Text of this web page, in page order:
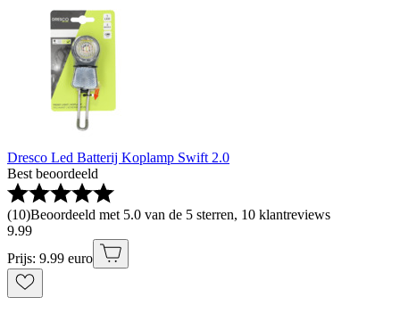
Dresco Led Batterij Koplamp Swift 2.0
Best beoordeeld
(10)Beoordeeld met 5.0 van de 5 sterren, 10 klantreviews
9.99
Prijs: 9.99 euro